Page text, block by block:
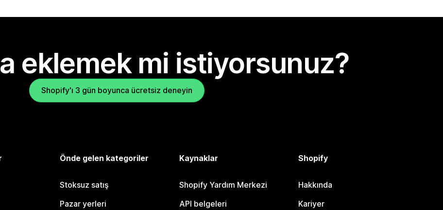
eklemek mi istiyorsunuz?
Shopify'ı 3 gün boyunca ücretsiz deneyin
Önde gelen kategoriler
Stoksuz satış
Pazar yerleri
Kaynaklar
Shopify Yardım Merkezi
API belgeleri
Shopify
Hakkında
Kariyer